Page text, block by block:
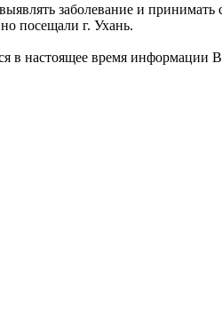
заболевание и
посещали г. Ухань.
настоящее время информации